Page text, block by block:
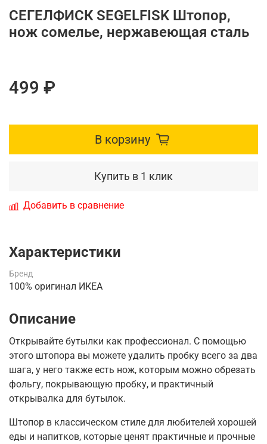
СЕГЕЛФИСК SEGELFISK Штопор,
нож сомелье, нержавеющая сталь
499 ₽
В корзину
Купить в 1 клик
Добавить в сравнение
Характеристики
Бренд
100% оригинал ИКЕА
Описание
Открывайте бутылки как профессионал. С помощью
этого штопора вы можете удалить пробку всего за два
шага, у него также есть нож, которым можно обрезать
фольгу, покрывающую пробку, и практичный
открывалка для бутылок.
Штопор в классическом стиле для любителей хорошей
еды и напитков, которые ценят практичные и прочные